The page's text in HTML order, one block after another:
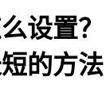
设置？
的方法